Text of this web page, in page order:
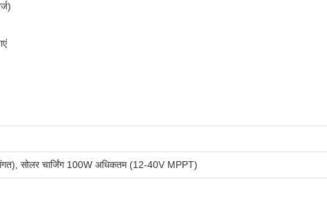
सोलर चार्जिंग 100W अधिकतम (12-40V MPPT)